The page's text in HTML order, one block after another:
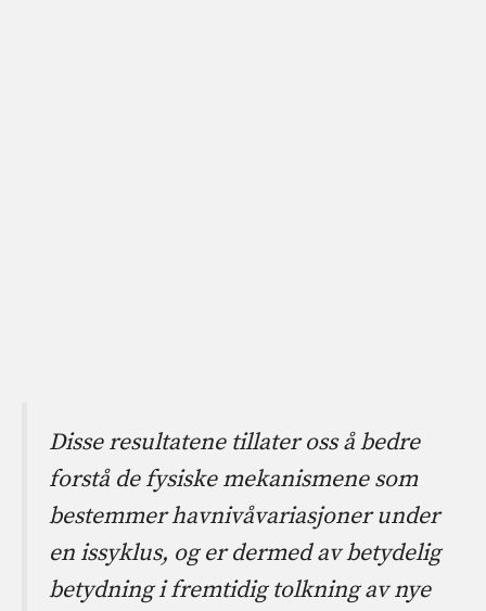
Disse resultatene tillater oss å bedre
forstå de fysiske mekanismene som
bestemmer havnivåvariasjoner under
en issyklus, og er dermed av betydelig
betydning i fremtidig tolkning av nye